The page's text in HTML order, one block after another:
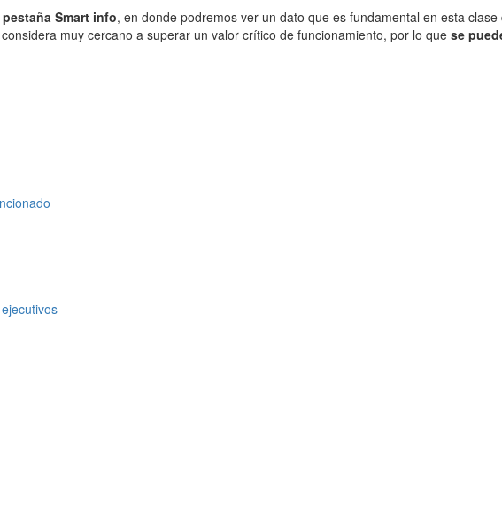
pestaña Smart info, en donde podremos ver un dato que es fundamental en esta
muy cercano a superar un valor crítico de funcionamiento, por lo que se